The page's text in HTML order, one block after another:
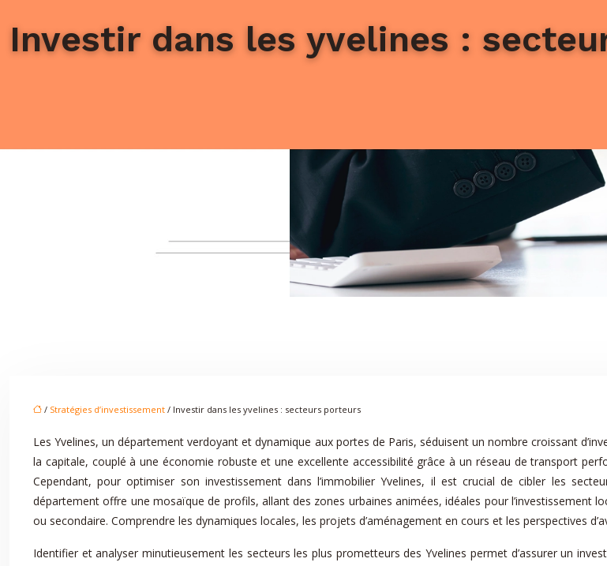
Investir dans les yvelines :
/ Stratégies d’investissement / Investir dans les yvelines : secteurs porteurs
Les Yvelines, un département verdoyant et dynamique aux portes de Paris, séduisent un nombre croissant
la capitale, couplé à une économie robuste et une excellente accessibilité grâce à un réseau de transport
Cependant, pour optimiser son investissement dans l’immobilier Yvelines, il est crucial de cibler les
département offre une mosaïque de profils, allant des zones urbaines animées, idéales pour l’investissement
ou secondaire. Comprendre les dynamiques locales, les projets d’aménagement en cours et les perspectives
Identifier et analyser minutieusement les secteurs les plus prometteurs des Yvelines permet d’assurer un